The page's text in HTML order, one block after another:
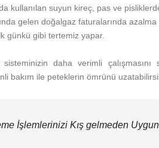
kullanılan suyun kireç, pas ve
gelen doğalgaz faturalarında azalma
günkü gibi tertemiz yapar.
sisteminizin daha verimli
bakım ile peteklerin ömrünü
İşlemlerinizi Kış gelmeden